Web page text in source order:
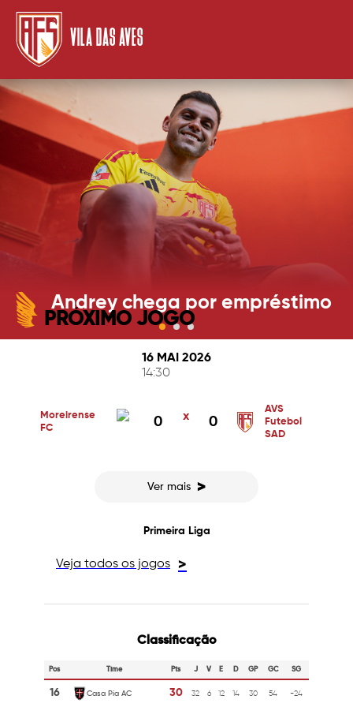
VILA DAS AVES
Andrey chega por empréstimo
PRÓXIMO JOGO
16 MAI 2026
14:30
Moreirense
FC
0 x 0
AVS
Futebol
SAD
Ver mais >
Primeira Liga
Veja todos os jogos >
Classificação
Pos Time Pts J V E D GP GC SG
16 Casa Pia AC 30 32 6 12 14 30 54 -24